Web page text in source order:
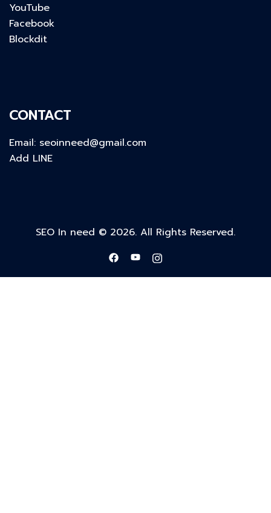
YouTube
Facebook
Blockdit
CONTACT
Email: seoinneed@gmail.com
Add LINE
SEO In need © 2026. All Rights Reserved.